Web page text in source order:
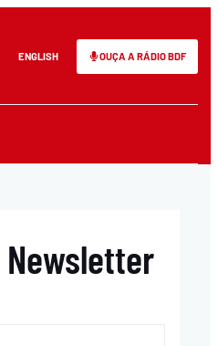
ENGLISH OUÇA A RÁDIO BDF
Newsletter